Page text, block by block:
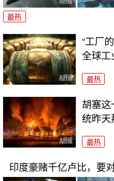
最热
“工厂
全球工
最热
胡塞这
统昨天
最热
印度豪赌千亿卢比，要